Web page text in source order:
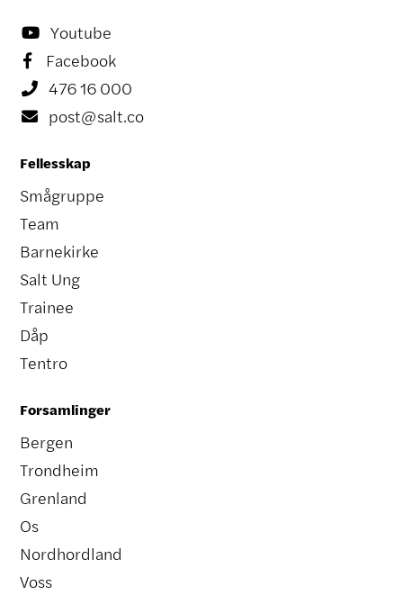
 Youtube
 Facebook
 476 16 000
 post@salt.co
Fellesskap
Smågruppe
Team
Barnekirke
Salt Ung
Trainee
Dåp
Tentro
Forsamlinger
Bergen
Trondheim
Grenland
Os
Nordhordland
Voss